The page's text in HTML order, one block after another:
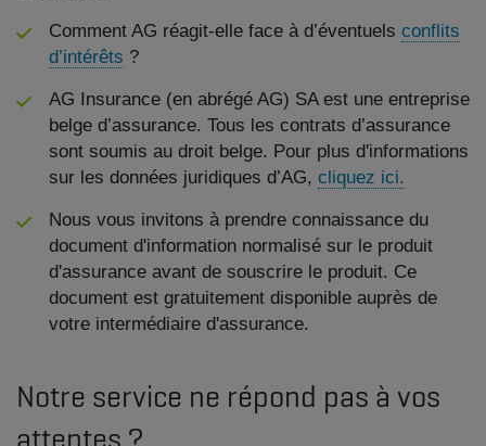
Comment AG réagit-elle face à d’éventuels conflits
d’intérêts ?
AG Insurance (en abrégé AG) SA est une entreprise
belge d’assurance. Tous les contrats d’assurance
sont soumis au droit belge. Pour plus d'informations
sur les données juridiques d’AG, cliquez ici.
Nous vous invitons à prendre connaissance du
document d'information normalisé sur le produit
d'assurance avant de souscrire le produit. Ce
document est gratuitement disponible auprès de
votre intermédiaire d'assurance.
Notre service ne répond pas à vos